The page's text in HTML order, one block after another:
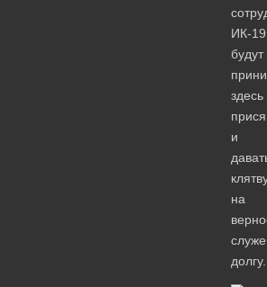
ИК-19
будут
здесь
и
на
долгу.